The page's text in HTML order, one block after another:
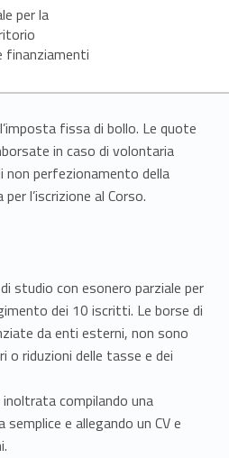
per la
finanziamenti
fissa di bollo. Le quote
in caso di volontaria
non perfezionamento della
l’iscrizione al Corso.
studio con esonero parziale per
dei 10 iscritti. Le borse di
da enti esterni, non sono
o riduzioni delle tasse e dei
compilando una
e allegando un CV e